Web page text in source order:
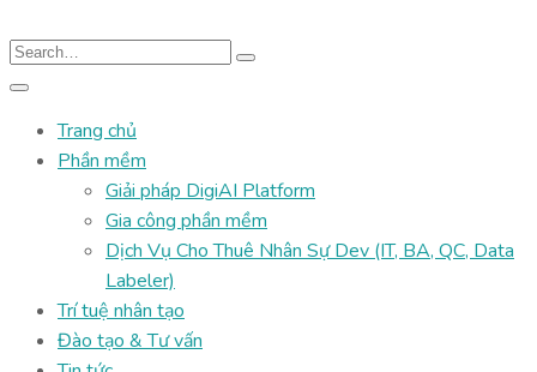
Trang chủ
Phần mềm
Giải pháp DigiAI Platform
Gia công phần mềm
Dịch Vụ Cho Thuê Nhân Sự Dev (IT, BA, QC, Data
Labeler)
Trí tuệ nhân tạo
Đào tạo & Tư vấn